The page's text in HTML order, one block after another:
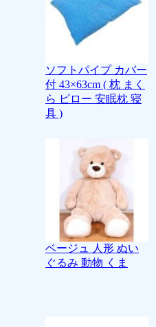
ソフトパイプ カバー
付 43×63cm ( 枕 まく
ら ピロー 安眠枕 寝
具 )
ベージュ 人形 ぬい
ぐるみ 動物 くま